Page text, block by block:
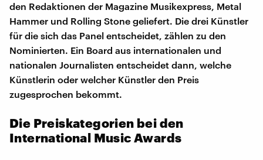
den Redaktionen der Magazine Musikexpress, Metal
Hammer und Rolling Stone geliefert. Die drei Künstler
für die sich das Panel entscheidet, zählen zu den
Nominierten. Ein Board aus internationalen und
nationalen Journalisten entscheidet dann, welche
Künstlerin oder welcher Künstler den Preis
zugesprochen bekommt.
Die Preiskategorien bei den
International Music Awards